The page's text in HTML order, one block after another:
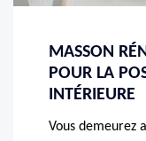
MASSON
POUR LA
INTÉRIEURE
Vous demeurez